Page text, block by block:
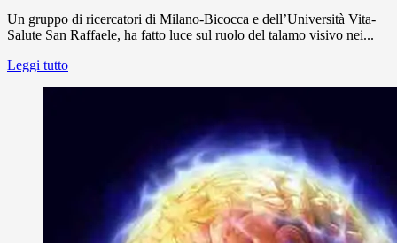
Un gruppo di ricercatori di Milano-Bicocca e dell’Università Vita-
Salute San Raffaele, ha fatto luce sul ruolo del talamo visivo nei...
Leggi tutto